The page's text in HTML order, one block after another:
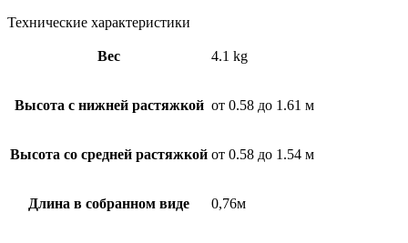
Технические характеристики
Вес 4.1 kg
Высота с нижней растяжкой от 0.58 до 1.61 м
Высота со средней растяжкой от 0.58 до 1.54 м
Длина в собранном виде 0,76м